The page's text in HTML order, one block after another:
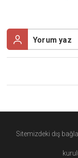
Sitemizdeki dış